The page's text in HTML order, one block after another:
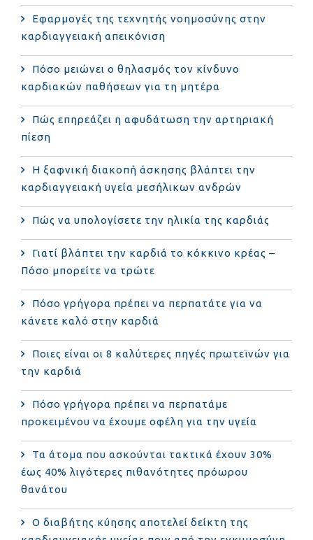
Εφαρμογές της τεχνητής νοημοσύνης στην
καρδιαγγειακή απεικόνιση
Πόσο μειώνει ο θηλασμός τον κίνδυνο
καρδιακών παθήσεων για τη μητέρα
Πώς επηρεάζει η αφυδάτωση την αρτηριακή
πίεση
Η ξαφνική διακοπή άσκησης βλάπτει την
καρδιαγγειακή υγεία μεσήλικων ανδρών
Πώς να υπολογίσετε την ηλικία της καρδιάς
Γιατί βλάπτει την καρδιά το κόκκινο κρέας –
Πόσο μπορείτε να τρώτε
Πόσο γρήγορα πρέπει να περπατάτε για να
κάνετε καλό στην καρδιά
Ποιες είναι οι 8 καλύτερες πηγές πρωτεϊνών για
την καρδιά
Πόσο γρήγορα πρέπει να περπατάμε
προκειμένου να έχουμε οφέλη για την υγεία
Τα άτομα που ασκούνται τακτικά έχουν 30%
έως 40% λιγότερες πιθανότητες πρόωρου
θανάτου
Ο διαβήτης κύησης αποτελεί δείκτη της